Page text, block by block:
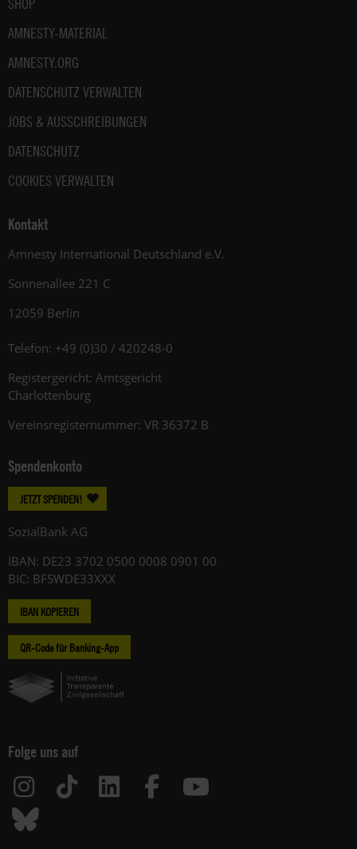
SHOP
AMNESTY-MATERIAL
AMNESTY.ORG
DATENSCHUTZ VERWALTEN
JOBS & AUSSCHREIBUNGEN
DATENSCHUTZ
COOKIES VERWALTEN
Kontakt
Amnesty International Deutschland e.V.
Sonnenallee 221 C
12059 Berlin
Telefon: +49 (0)30 / 420248-0
Registergericht: Amtsgericht
Charlottenburg
Vereinsregisternummer: VR 36372 B
Spendenkonto
JETZT SPENDEN!
SozialBank AG
IBAN: DE23 3702 0500 0008 0901 00
BIC: BFSWDE33XXX
IBAN KOPIEREN
QR-Code für Banking-App
Folge uns auf